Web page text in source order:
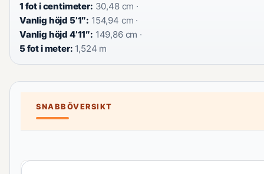
1 fot i centimeter: 30,48 cm ·
Vanlig höjd 5’1″: 154,94 cm ·
Vanlig höjd 4’11″: 149,86 cm ·
5 fot i meter: 1,524 m
SNABBÖVERSIKT